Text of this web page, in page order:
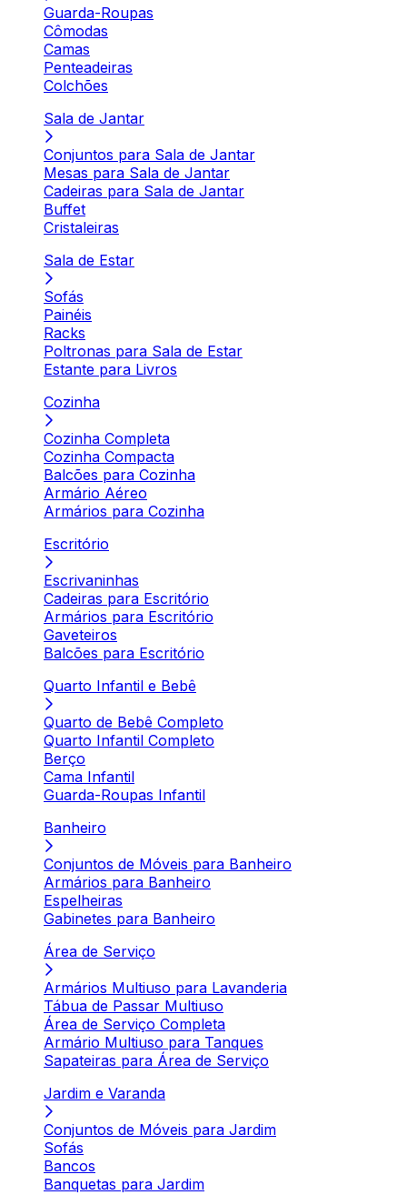
Guarda-Roupas
Cômodas
Camas
Penteadeiras
Colchões
Sala de Jantar
Conjuntos para Sala de Jantar
Mesas para Sala de Jantar
Cadeiras para Sala de Jantar
Buffet
Cristaleiras
Sala de Estar
Sofás
Painéis
Racks
Poltronas para Sala de Estar
Estante para Livros
Cozinha
Cozinha Completa
Cozinha Compacta
Balcões para Cozinha
Armário Aéreo
Armários para Cozinha
Escritório
Escrivaninhas
Cadeiras para Escritório
Armários para Escritório
Gaveteiros
Balcões para Escritório
Quarto Infantil e Bebê
Quarto de Bebê Completo
Quarto Infantil Completo
Berço
Cama Infantil
Guarda-Roupas Infantil
Banheiro
Conjuntos de Móveis para Banheiro
Armários para Banheiro
Espelheiras
Gabinetes para Banheiro
Área de Serviço
Armários Multiuso para Lavanderia
Tábua de Passar Multiuso
Área de Serviço Completa
Armário Multiuso para Tanques
Sapateiras para Área de Serviço
Jardim e Varanda
Conjuntos de Móveis para Jardim
Sofás
Bancos
Banquetas para Jardim